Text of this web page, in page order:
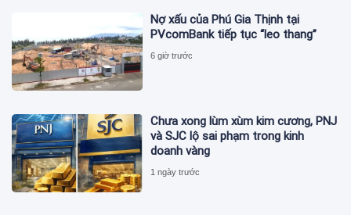
Nợ xấu của Phú Gia Thịnh tại
PVcomBank tiếp tục “leo thang”
6 giờ trước
Chưa xong lùm xùm kim cương, PNJ
và SJC lộ sai phạm trong kinh
doanh vàng
1 ngày trước